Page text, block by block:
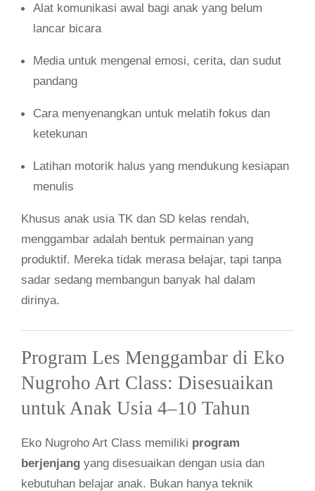
Alat komunikasi awal bagi anak yang belum
lancar bicara
Media untuk mengenal emosi, cerita, dan sudut
pandang
Cara menyenangkan untuk melatih fokus dan
ketekunan
Latihan motorik halus yang mendukung kesiapan
menulis
Khusus anak usia TK dan SD kelas rendah,
menggambar adalah bentuk permainan yang
produktif. Mereka tidak merasa belajar, tapi tanpa
sadar sedang membangun banyak hal dalam
dirinya.
Program Les Menggambar di Eko
Nugroho Art Class: Disesuaikan
untuk Anak Usia 4–10 Tahun
Eko Nugroho Art Class memiliki program
berjenjang yang disesuaikan dengan usia dan
kebutuhan belajar anak. Bukan hanya teknik